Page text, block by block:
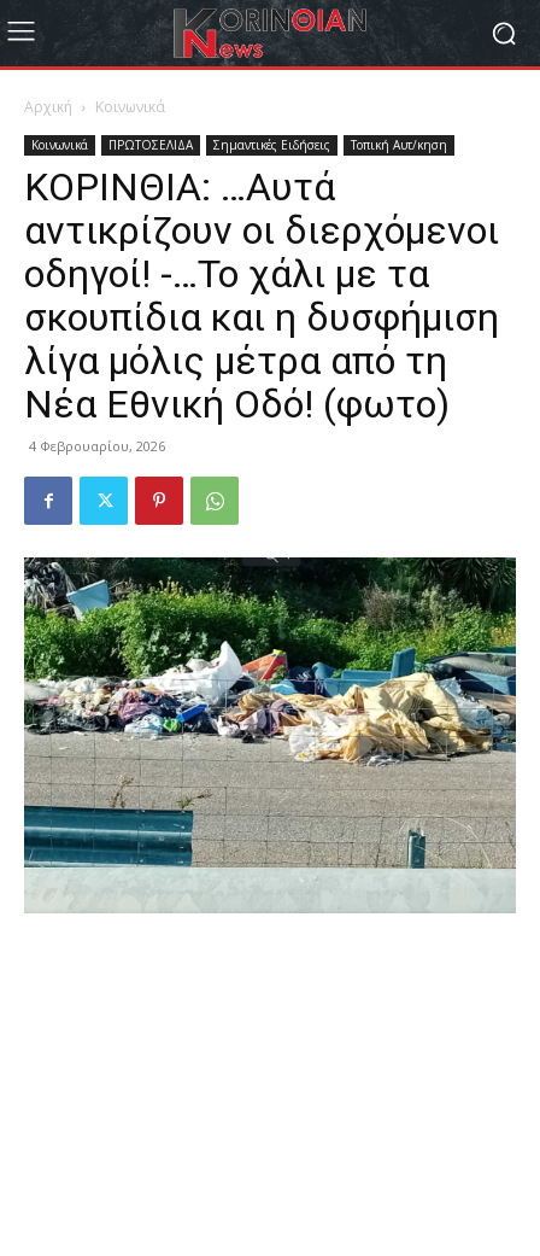
Αρχική Κοινωνικά
Κοινωνικά ΠΡΩΤΟΣΕΛΙΔΑ Σημαντικές Ειδήσεις Τοπική Αυτ/κηση
ΚΟΡΙΝΘΙΑ: …Αυτά
αντικρίζουν οι διερχόμενοι
οδηγοί! -…Το χάλι με τα
σκουπίδια και η δυσφήμιση
λίγα μόλις μέτρα από τη
Νέα Εθνική Οδό! (φωτο)
4 Φεβρουαρίου, 2026